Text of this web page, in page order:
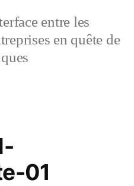
entre les
en quête de
01